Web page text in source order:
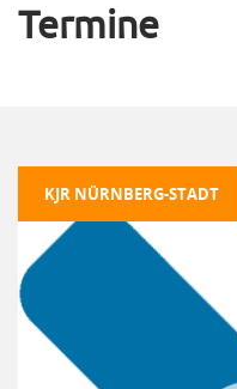
Termine
KJR NÜRNBERG-STADT